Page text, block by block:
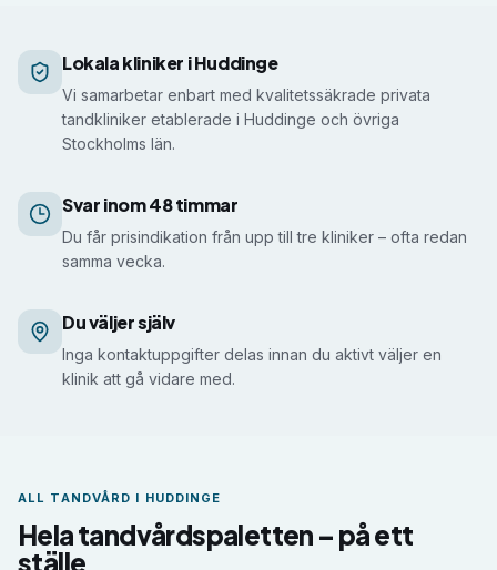
Så får du prisindikation i Huddinge
Lokala kliniker i Huddinge
Vi samarbetar enbart med kvalitetssäkrade privata
tandkliniker etablerade i Huddinge och övriga
Stockholms län.
Svar inom 48 timmar
Du får prisindikation från upp till tre kliniker – ofta redan
samma vecka.
Du väljer själv
Inga kontaktuppgifter delas innan du aktivt väljer en
klinik att gå vidare med.
ALL TANDVÅRD I HUDDINGE
Hela tandvårdspaletten – på ett
ställe